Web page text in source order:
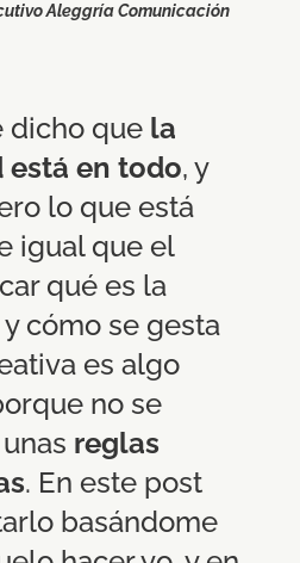
Aleggría Comunicación
dicho que la
en todo, y
lo que está
igual que el
qué es la
cómo se gesta
es algo
no se
reglas
. En este post
basándome